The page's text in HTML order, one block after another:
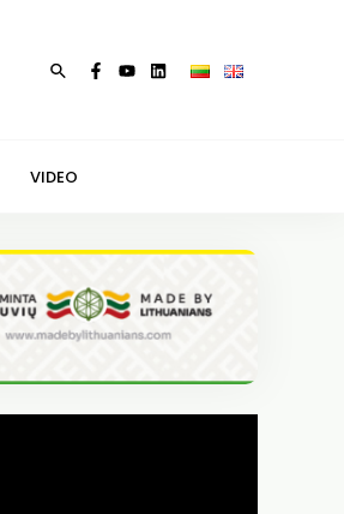
Paieška
VIDEO